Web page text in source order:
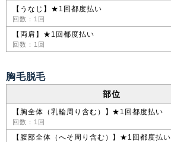
【うなじ】★1回都度払い
回数：1回
【両肩】★1回都度払い
回数：1回
胸毛脱毛
部位
【胸全体（乳輪周り含む）】★1回都度払い
回数：1回
【腹部全体（へそ周り含む）】★1回都度払い